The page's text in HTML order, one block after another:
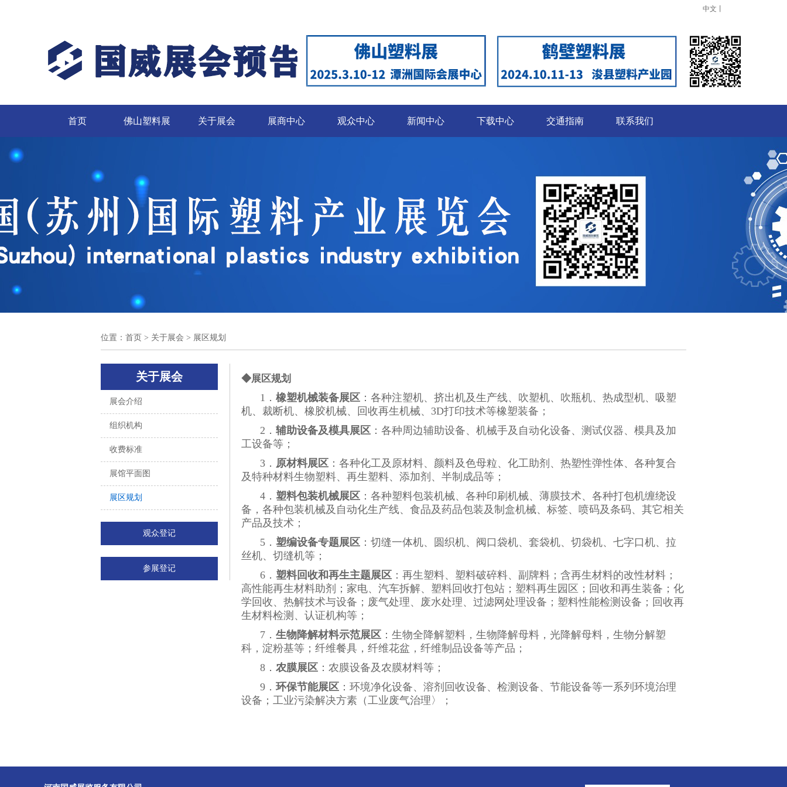
中文
首页 佛山塑料展 关于展会 展商中心 观众中心 新闻中心 下载中心 交通指南 联系我们
位置： 首页 > 关于展会 > 展区规划
关于展会
展会介绍
组织机构
收费标准
展馆平面图
展区规划
观众登记
参展登记
◆展区规划
1． 橡塑机械装备展区 ：各种注塑机、挤出机及生产线、吹塑机、吹瓶机、热成型机、吸塑
机、裁断机、橡胶机械、回收再生机械、3D打印技术等橡塑装备；
2． 辅助设备及模具展区 ：各种周边辅助设备、机械手及自动化设备、测试仪器、模具及加
工设备等；
3． 原材料展区 ：各种化工及原材料、颜料及色母粒、化工助剂、热塑性弹性体、各种复合
及特种材料生物塑料、再生塑料、添加剂、半制成品等；
4． 塑料包装机械展区 ：各种塑料包装机械、各种印刷机械、薄膜技术、各种打包机缠绕设
备，各种包装机械及自动化生产线、食品及药品包装及制盒机械、标签、喷码及条码、其它相关
产品及技术；
5． 塑编设备专题展区 ：切缝一体机、圆织机、阀口袋机、套袋机、切袋机、七字口机、拉
丝机、切缝机等；
6． 塑料回收和再生主题展区 ：再生塑料、塑料破碎料、副牌料；含再生材料的改性材料；
高性能再生材料助剂；家电、汽车拆解、塑料回收打包站；塑料再生园区；回收和再生装备；化
学回收、热解技术与设备；废气处理、废水处理、过滤网处理设备；塑料性能检测设备；回收再
生材料检测、认证机构等；
7． 生物降解材料示范展区 ：生物全降解塑料，生物降解母料，光降解母料，生物分解塑
科，淀粉基等；纤维餐具，纤维花盆，纤维制品设备等产品；
8． 农膜展区 ：农膜设备及农膜材料等；
9． 环保节能展区 ：环境净化设备、溶剂回收设备、检测设备、节能设备等一系列环境治理
设备；工业污染解决方素（工业废气治理〉；